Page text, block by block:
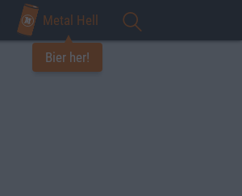
Metal Hell
Bier her!